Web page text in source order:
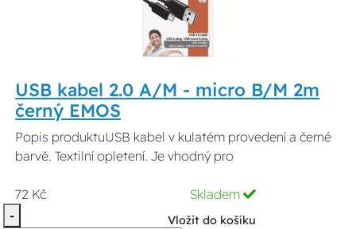
USB kabel 2.0 A/M - micro B/M 2m
černý EMOS
Popis produktuUSB kabel v kulatém provedení a černé
barvě. Textilní opletení. Je vhodný pro
72 Kč
Skladem
-
Vložit do košíku